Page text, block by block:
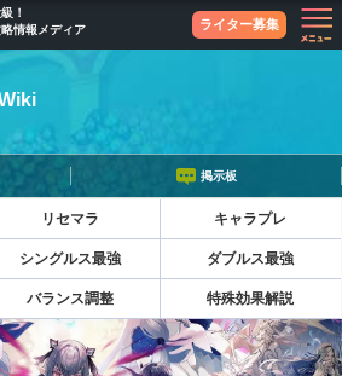
！
情報メディア
ライター募集
掲示板
リセマラ キャラプレ
シングルス最強 ダブルス最強
バランス調整 特殊効果解説